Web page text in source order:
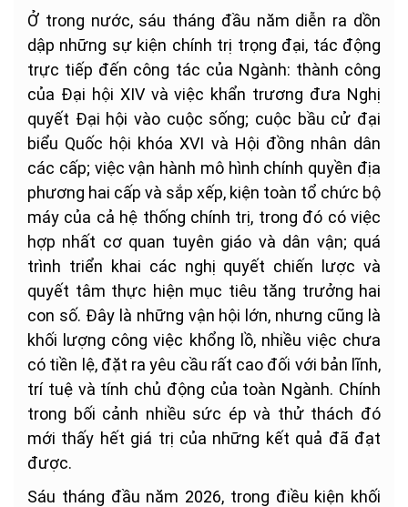
Ở trong nước, sáu tháng đầu năm diễn ra dồn
dập những sự kiện chính trị trọng đại, tác động
trực tiếp đến công tác của Ngành: thành công
của Đại hội XIV và việc khẩn trương đưa Nghị
quyết Đại hội vào cuộc sống; cuộc bầu cử đại
biểu Quốc hội khóa XVI và Hội đồng nhân dân
các cấp; việc vận hành mô hình chính quyền địa
phương hai cấp và sắp xếp, kiện toàn tổ chức bộ
máy của cả hệ thống chính trị, trong đó có việc
hợp nhất cơ quan tuyên giáo và dân vận; quá
trình triển khai các nghị quyết chiến lược và
quyết tâm thực hiện mục tiêu tăng trưởng hai
con số. Đây là những vận hội lớn, nhưng cũng là
khối lượng công việc khổng lồ, nhiều việc chưa
có tiền lệ, đặt ra yêu cầu rất cao đối với bản lĩnh,
trí tuệ và tính chủ động của toàn Ngành. Chính
trong bối cảnh nhiều sức ép và thử thách đó
mới thấy hết giá trị của những kết quả đã đạt
được.
Sáu tháng đầu năm 2026, trong điều kiện khối